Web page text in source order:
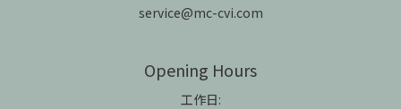
service@mc-cvi.com
Opening Hours
工作日: